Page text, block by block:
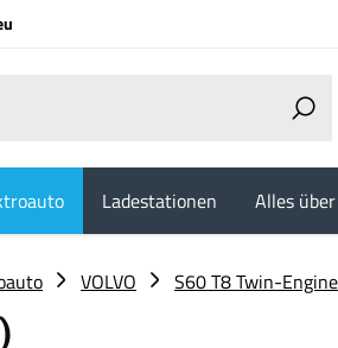
Ladestationen Alles
VOLVO S60 T8 Twin-